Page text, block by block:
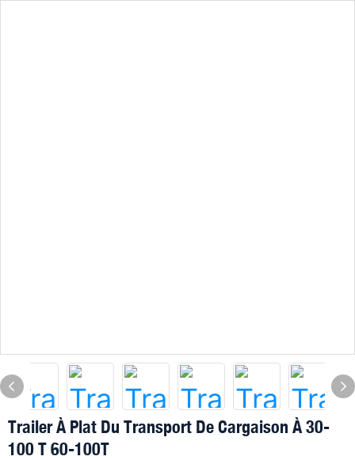
Trailer À Plat Du Transport De Cargaison À 30-
100 T 60-100T